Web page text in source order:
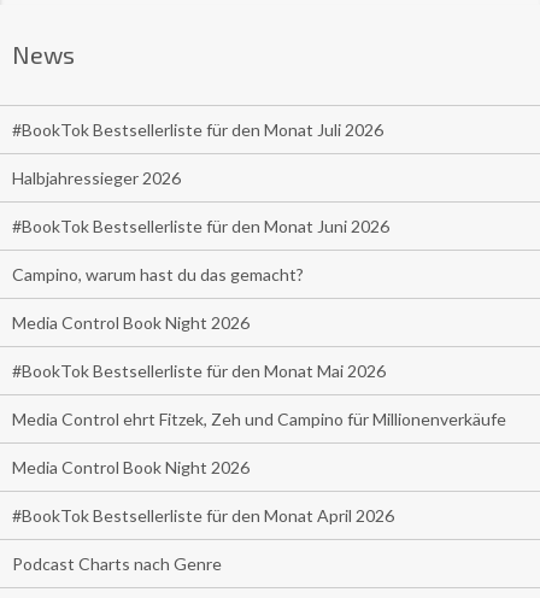
News
#BookTok Bestsellerliste für den Monat Juli 2026
Halbjahressieger 2026
#BookTok Bestsellerliste für den Monat Juni 2026
Campino, warum hast du das gemacht?
Media Control Book Night 2026
#BookTok Bestsellerliste für den Monat Mai 2026
Media Control ehrt Fitzek, Zeh und Campino für Millionenverkäufe
Media Control Book Night 2026
#BookTok Bestsellerliste für den Monat April 2026
Podcast Charts nach Genre